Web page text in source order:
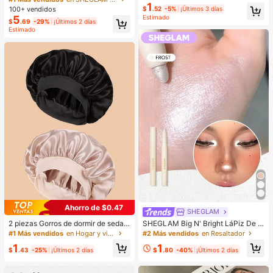
elleza Cosmética Maquillaje para
Mujeres y Niñas
100+ vendidos
$5.69 -29% ¡Últimos 2 días
Estimado
Ahorro de $0.47
2 piezas Gorros de dormir de seda y
satén de lujo, unicolor, gorros elásti
cos de protección del cabello, liger
os y cómodos para usar toda la noc
#1 Más vendidos en Hogar y vida
$1 .43 -25% ¡Últimos 2 días
orios básicos para el cabello - Adec
uados para niñas, uso diario en la e
scuela, fiestas, deportes, estética
$1.52 -5% ¡Últimos 3 días
Estimado
SHEGLAM
SHEGLAM Big N' Bright LáPiz De O
jos-Frost Brillos Marca De Belleza
s Y NiñAs
#2 Más vendidos en Resaltador
$1 .80 -40% ¡Últimos 2 días